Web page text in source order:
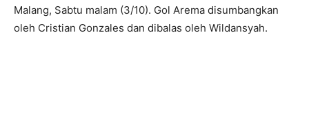
Malang, Sabtu malam (3/10). Gol Arema disumbangkan
oleh Cristian Gonzales dan dibalas oleh Wildansyah.